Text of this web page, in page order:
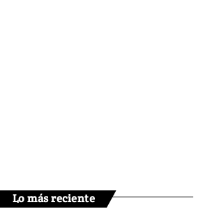
Lo más reciente